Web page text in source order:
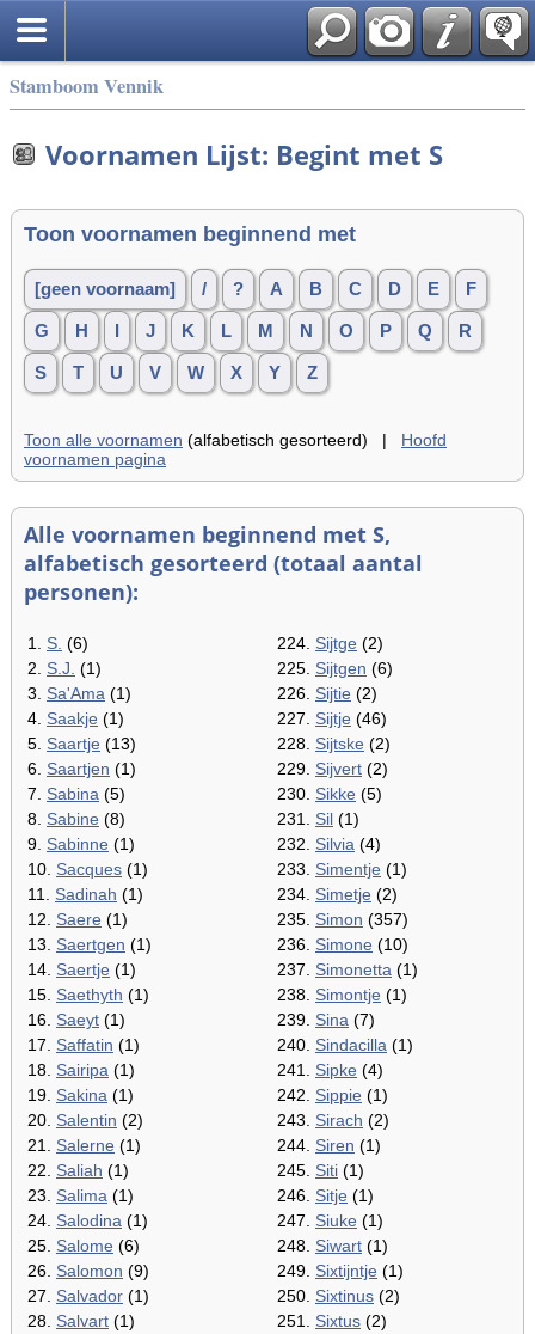
Stamboom Vennik
Voornamen Lijst: Begint met S
Toon voornamen beginnend met
[geen voornaam] / ? A B C D E F
G H J K L M N O P Q R
S T U V W X Y Z
Toon alle voornamen (alfabetisch gesorteerd) | Hoofd
voornamen pagina
Alle voornamen beginnend met S,
alfabetisch gesorteerd (totaal aantal
personen):
1. S. (6)
2. S.J. (1)
3. Sa'Ama (1)
4. Saakje (1)
5. Saartje (13)
6. Saartjen (1)
7. Sabina (5)
8. Sabine (8)
9. Sabinne (1)
10. Sacques (1)
11. Sadinah (1)
12. Saere (1)
13. Saertgen (1)
14. Saertje (1)
15. Saethyth (1)
16. Saeyt (1)
17. Saffatin (1)
18. Sairipa (1)
19. Sakina (1)
20. Salentin (2)
21. Salerne (1)
22. Saliah (1)
23. Salima (1)
24. Salodina (1)
25. Salome (6)
26. Salomon (9)
27. Salvador (1)
28. Salvart (1)
224. Sijtge (2)
225. Sijtgen (6)
226. Sijtie (2)
227. Sijtje (46)
228. Sijtske (2)
229. Sijvert (2)
230. Sikke (5)
231. Sil (1)
232. Silvia (4)
233. Simentje (1)
234. Simetje (2)
235. Simon (357)
236. Simone (10)
237. Simonetta (1)
238. Simontje (1)
239. Sina (7)
240. Sindacilla (1)
241. Sipke (4)
242. Sippie (1)
243. Sirach (2)
244. Siren (1)
245. Siti (1)
246. Sitje (1)
247. Siuke (1)
248. Siwart (1)
249. Sixtijntje (1)
250. Sixtinus (2)
251. Sixtus (2)